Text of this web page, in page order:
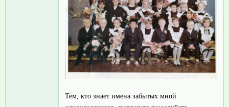
Тем, кто знает имена забытых мной